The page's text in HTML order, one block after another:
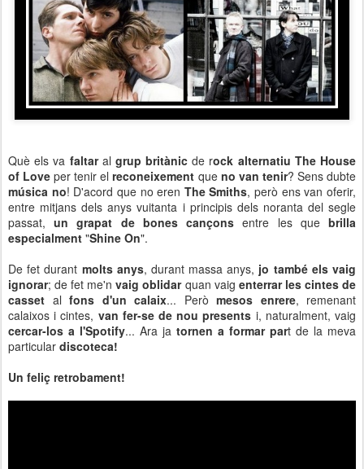
Què els va faltaral grup britànicde rock alternatiu The House
of Love per tenir elreconeixement que no van tenir? Sens dubte
música no! D'acord que no eren The Smiths, però ens van oferir,
entre mitjans dels anys vuitanta i principis dels noranta del segle
passat,un grapat de bones cançons entre les quebrilla
especialment "Shine On".
De fet durant molts anys, durant massa anys, jo també els vaig
ignorar; de fet me'nvaig oblidarquan vaig enterrar les cintes de
casset al fons d'un calaix... Però mesos enrere, remenant
calaixos i cintes, van fer-se de nou presents i, naturalment, vaig
cercar-los a l'Spotify... Ara ja tornen a formar part de la meva
particular discoteca!
Un feliç retrobament!